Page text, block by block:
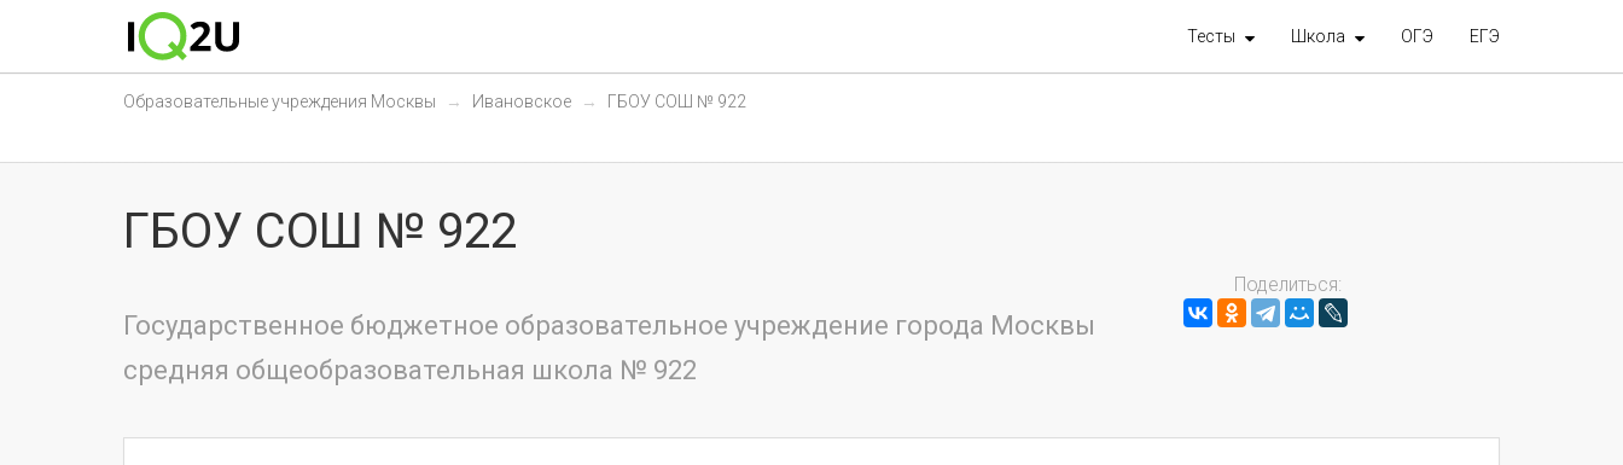
Тесты Школа ОГЭ ЕГЭ
Образовательные учреждения Москвы Ивановское ГБОУ СОШ № 922
ГБОУ СОШ № 922
Государственное бюджетное образовательное учреждение города Москвы
средняя общеобразовательная школа № 922
Поделиться: